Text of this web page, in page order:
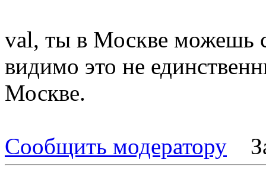
val, ты в Москве можешь
видимо это не
Москве.
Сообщить модератору